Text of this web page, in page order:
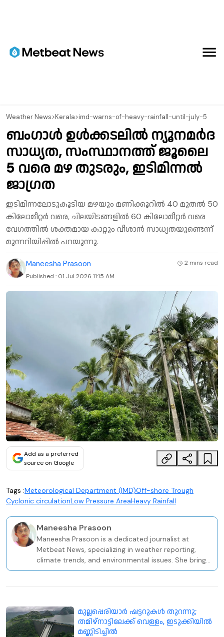
⁠Weather News>Kerala>imd-warns-of-heavy-rainfall-until-july-5
ബംഗാൾ ഉൾക്കടലിൽ ന്യൂനമർദ
സാധ്യത, സംസ്ഥാനത്ത് ജൂലൈ
5 വരെ മഴ തുടരും, ഇടിമിന്നൽ
ജാഗ്രത
ഇടിമിന്നലോടുകൂടിയ മഴയും മണിക്കൂറിൽ 40 മുതൽ 50
കിലോമീറ്റർ വരെ, ചിലയിടങ്ങളിൽ 60 കിലോമീറ്റർ വരെ
വേഗത്തിൽ ശക്തമായ കാറ്റും വീശാൻ സാധ്യതയുണ്ടെന്ന്
മുന്നറിയിപ്പിൽ പറയുന്നു.
Maneesha Prasoon 2 mins read
Published : 01 Jul 2026 11:15 AM
Add as a preferred
source on Google
Tags :Meteorological Department (IMD)Off-shore Trough
Cyclonic circulationLow Pressure AreaHeavy Rainfall
Maneesha Prasoon
Maneesha Prasoon is a dedicated journalist at
Metbeat News, specializing in weather reporting,
climate trends, and environmental issues. She brings
a solid academic and professional foundation to her
മുല്ലപ്പെരിയാർ ഷട്ടറുകൾ തുറന്നു;
തമിഴ്നാട്ടിലേക്ക് വെള്ളം, ഇടുക്കിയിൽ
മണ്ണിടിച്ചിൽ